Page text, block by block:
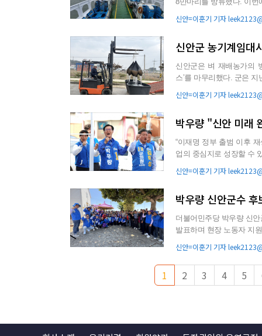
신안=이훈기 기자
신안군 농기계임대
신안군은 벼 재배농가의
스’를 마무리했다. 군은 지난 4월 1일부터 5월 29일까지 13개 읍면 농기계임대사업소에서 서비스를
신안=이훈기 기자
박우량 "신안 미래
“이재명 정부 출범 이후
업의 중심지로 성장할 수 있는 절호의 기회를
신안=이훈기 기자
박우량 신안군수 후
더불어민주당 박우량 신
발표하며 현장 노동자 지원 강화에 나섰다. 박 후보는 최근
신안=이훈기 기자
1 2 3 4 5